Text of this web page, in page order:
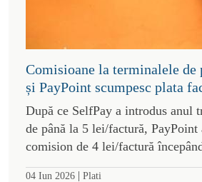
Comisioane la terminalele de
și PayPoint scumpesc plata
După ce SelfPay a introdus anul
de până la 5 lei/factură, PayPoint
comision de 4 lei/factură
04 Iun 2026 | Plati